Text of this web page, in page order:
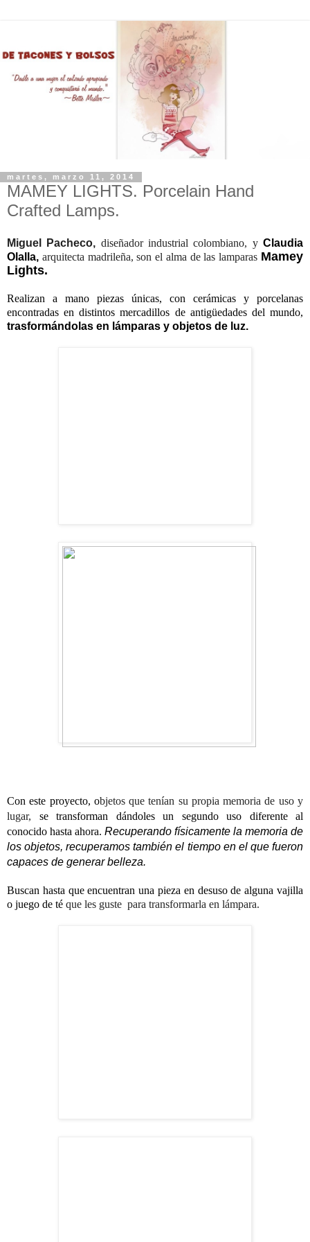
martes, marzo 11, 2014
MAMEY LIGHTS. Porcelain Hand
Crafted Lamps.
Miguel Pacheco, diseñador industrial colombiano, yClaudia
Olalla, arquitecta madrileña, son el alma de las lamparas Mamey
Lights.
Realizan a mano piezas únicas, con cerámicas y porcelanas
encontradas en distintos mercadillos de antigüedades del mundo,
trasformándolas en lámparas y objetos de luz.
Con este proyecto, objetos que tenían su propia memoria de uso y
lugar, se transforman dándoles un segundo uso diferente al
conocido hasta ahora. Recuperando físicamente la memoria de
los objetos, recuperamos también el tiempo en el que fueron
capaces de generar belleza.
Buscan hasta que encuentran una pieza en desuso de alguna vajilla
o juego de té que les guste para transformarla en lámpara.